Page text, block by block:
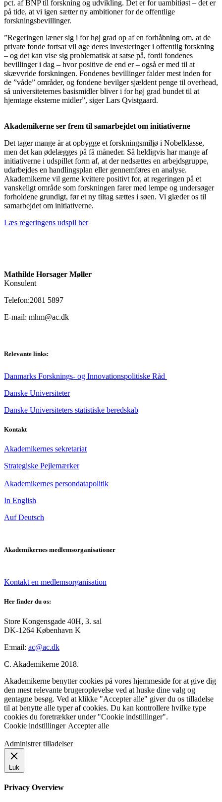
pct. af BNP til forskning og udvikling. Det er for uambitiøst – det er
på tide, at vi igen sætter ny ambitioner for de offentlige
forskningsbevillinger.
”Regeringen læner sig i for høj grad op af en forhåbning om, at de
private fonde fortsat vil øge deres investeringer i offentlig forskning
– og det kan vise sig problematisk at satse på, fordi fondenes
bevillinger i dag – hvor positive de end er – også er med til at
skævvride forskningen. Fondenes bevillinger falder mest inden for
de ”våde” områder, og fondene bevilger sjældent penge til overhead,
så universiteternes basismidler bliver i for høj grad bundet til at
hjemtage eksterne midler”, siger Lars Qvistgaard.
Akademikerne ser frem til samarbejdet om initiativerne
Det tager mange år at opbygge et forskningsmiljø i Nobelklasse,
men det kan ødelægges på få måneder. Så heldigvis har mange af
initiativerne i udspillet form af, at der nedsættes en arbejdsgruppe,
udarbejdes en handlingsplan eller gennemføres en analyse.
Akademikerne vil gerne kvittere positivt for, at regeringen på et
vanskeligt område som forskningen farer med lempe og undersøger
forholdene grundigt, før et ny tiltag sættes i søen. Vi glæder os til
samarbejdet om initiativerne.
Læs regeringens udspil her
Mathilde Horsager Møller
Konsulent
Telefon:2081 5897
E-mail: mhm@ac.dk
Relevante links:
Danmarks Forsknings- og Innovationspolitiske Råd
Danske Universiteter
Danske Universiteters statistiske beredskab
Kontakt
Akademikernes sekretariat
Strategiske Pejlemærker
Akademikernes persondatapolitik
In English
Auf Deutsch
Akademikernes medlemsorganisationer
Kontakt en medlemsorganisation
Her finder du os:
Store Kongensgade 40H, 3. sal
DK-1264 København K
E:mail: ac@ac.dk
C. Akademikerne 2018.
Akademikerne benytter cookies på vores hjemmeside for at give dig
den mest relevante brugeroplevelse ved at huske dine valg og
gentagne besøg. Ved at klikke "Accepter alle" giver du os tilladelse
til at benytte alle typer af cookies. Du kan kontrollere hvilke type
cookies du foretrækker under "Cookie indstillinger".
Cookie indstillinger Accepter alle
Administrer tilladelser
Luk
Privacy Overview